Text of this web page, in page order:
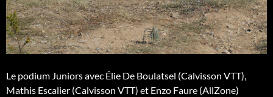
Le podium Juniors avec Élie De Boulatsel (Calvisson VTT),
Mathis Escalier (Calvisson VTT) et Enzo Faure (AllZone)